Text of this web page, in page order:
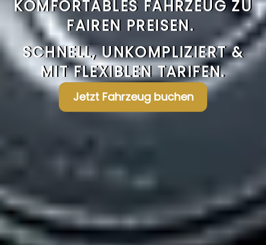
KOMFORTABLES FAHRZEUG ZU
FAIREN PREISEN.
SCHNELL, UNKOMPLIZIERT &
MIT FLEXIBLEN TARIFEN.
Jetzt Fahrzeug buchen